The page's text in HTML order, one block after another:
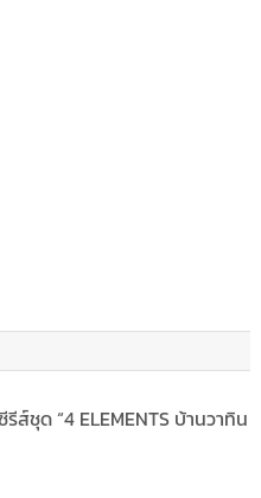
ส์ชุด “4 ELEMENTS บ้านวาทิน